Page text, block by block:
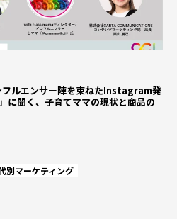
フルエンサー陣を束ねたInstagram発
聞く、子育てママの現状と商品の
別マーケティング